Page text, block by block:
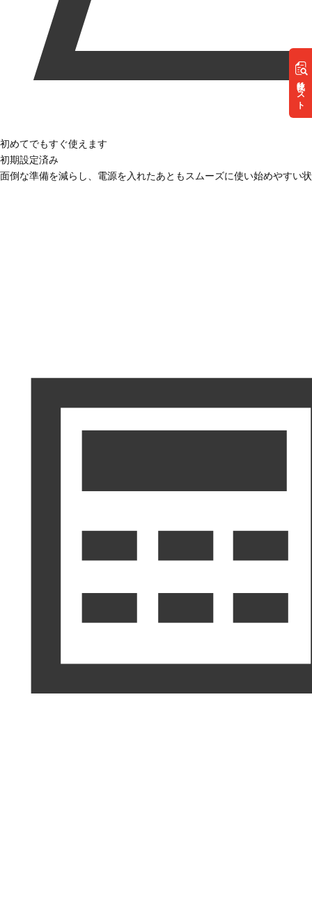
リスト
初めてでもすぐ使えます
初期設定済み
面倒な準備を減らし、電源を入れたあともスムーズに使い始めやすい